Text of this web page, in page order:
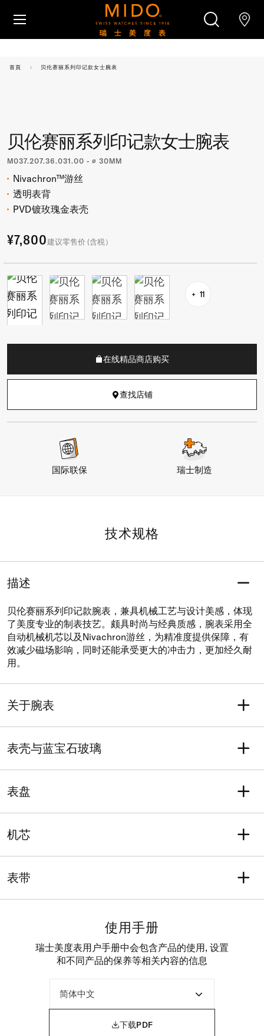
腕表
客户服务
首頁 贝伦赛丽系列印记款女士腕表
贝伦赛丽系列印记款女士腕表
M037.207.36.031.00 - ∅ 30MM
Nivachron™游丝
透明表背
PVD镀玫瑰金表壳
¥7,800建议零售价 (含税）
11
在线精品商店购买
查找店铺
国际联保 瑞士制造
技术规格
描述
贝伦赛丽系列印记款腕表，兼具机械工艺与设计美感，体现
了美度专业的制表技艺。颇具时尚与经典质感，腕表采用全
自动机械机芯以及Nivachron游丝，为精准度提供保障，有
效减少磁场影响，同时还能承受更大的冲击力，更加经久耐
用。
关于腕表
重量 (克)
40
型号
系列
贝伦赛丽系列 含二年售后保修服务
防水性能可抵御相当于5巴的
压力（50米/165英尺）
表壳与蓝宝石玻璃
表壳形状
圆形
长度
宽度
30 9
15
玻璃表镜
表盘
表盘颜色
银色
刻度
机芯
功能
日期
动力存储
机芯
瑞士制造自动上弦机械机芯
表带
表带型号 表带详情
皮革
外侧
鳄鱼纹粒面牛皮
表带颜色
使用手册
瑞士美度表用户手册中会包含产品的使用, 设置
和不同产品的保养等相关内容的信息

下载PDF